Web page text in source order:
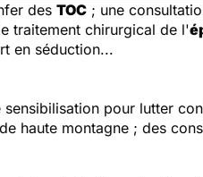
des TOC ; une
traitement chirurgical de l'
en séduction...
pour lutter
haute montagne ; des